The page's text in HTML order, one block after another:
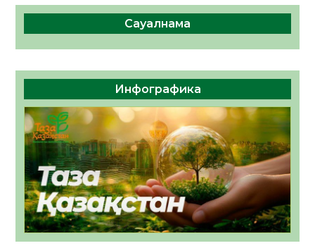
Сауалнама
Инфографика